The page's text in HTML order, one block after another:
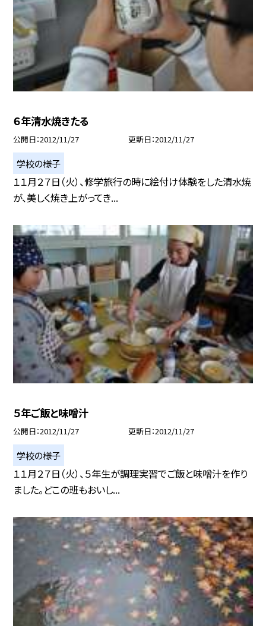
６年清水焼きたる
公開日 2012/11/27 更新日 2012/11/27
学校の様子
１１月２７日（火）、修学旅行の時に絵付け体験をした清水焼
が、美しく焼き上がってき...
５年ご飯と味噌汁
公開日 2012/11/27 更新日 2012/11/27
学校の様子
１１月２７日（火）、５年生が調理実習でご飯と味噌汁を作り
ました。どこの班もおいし...